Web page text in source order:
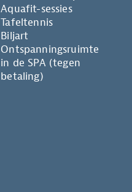
Aquafit-sessies
Tafeltennis
Biljart
Ontspanningsruimte
in de SPA (tegen
betaling)